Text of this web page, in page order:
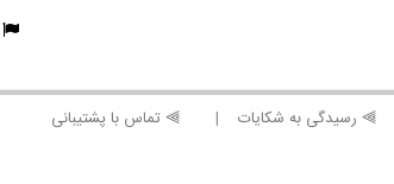
⫸ رسیدگی به شکایات
⫸ تماس با پشتیبانی